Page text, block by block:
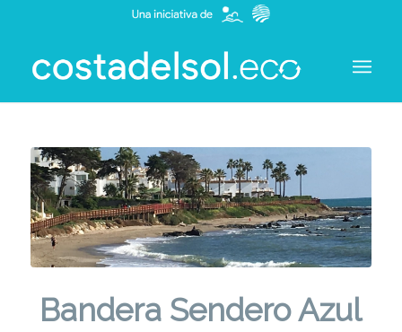
Bandera Sendero Azul